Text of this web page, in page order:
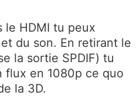
le HDMI tu peux
du son. En retirant le
la sortie SPDIF) tu
flux en 1080p ce quo
la 3D.